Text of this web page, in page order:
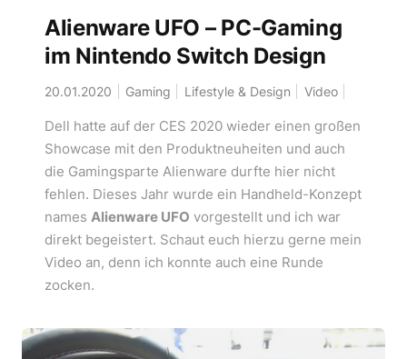
Alienware UFO – PC-Gaming
im Nintendo Switch Design
20.01.2020 Gaming Lifestyle & Design Video
Dell hatte auf der CES 2020 wieder einen großen
Showcase mit den Produktneuheiten und auch
die Gamingsparte Alienware durfte hier nicht
fehlen. Dieses Jahr wurde ein Handheld-Konzept
names Alienware UFO vorgestellt und ich war
direkt begeistert. Schaut euch hierzu gerne mein
Video an, denn ich konnte auch eine Runde
zocken.